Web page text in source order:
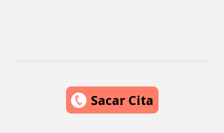
Sacar Cita